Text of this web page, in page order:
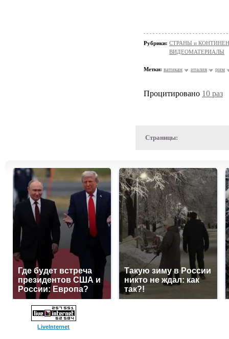
Рубрики: СТРАНЫ и
ВИДЕОМАТЕРИАЛЫ
Метки: ватикан италия рим
Процитировано 10 раз
Страницы:
Где будет встреча
президентов США и
России: Европа?
Такую зиму в России
никто не ждал: как
так?!
LiveInternet